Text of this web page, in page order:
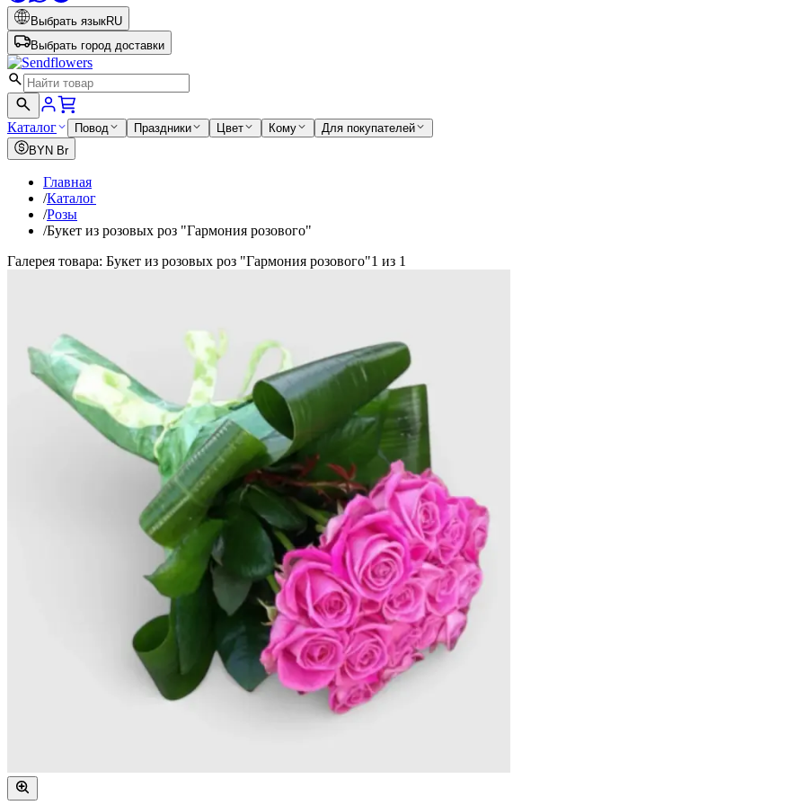
Выбрать языкRU
Выбрать город доставки
Каталог Повод Праздники Цвет Кому
Для покупателей
BYN Br
Главная
/Каталог
/Розы
/Букет из розовых роз "Гармония розового"
Галерея товара: Букет из розовых роз "Гармония розового"1 из 1